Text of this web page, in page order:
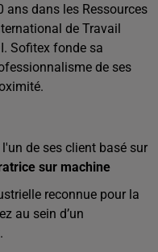
ans dans les Ressources
de Travail
Sofitex fonde sa
de ses
de ses client basé sur
sur machine
reconnue pour la
au sein d’un